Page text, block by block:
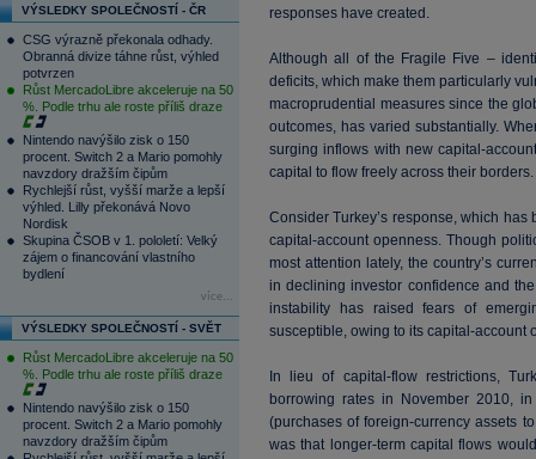
VÝSLEDKY SPOLEČNOSTÍ - ČR
CSG výrazně překonala odhady.
Obranná divize táhne růst, výhled
potvrzen
Růst MercadoLibre akceleruje na 50
%. Podle trhu ale roste příliš draze
Nintendo navýšilo zisk o 150
procent. Switch 2 a Mario pomohly
navzdory dražším čipům
Rychlejší růst, vyšší marže a lepší
výhled. Lilly překonává Novo
Nordisk
Skupina ČSOB v 1. pololetí: Velký
zájem o financování vlastního
bydlení
více...
VÝSLEDKY SPOLEČNOSTÍ - SVĚT
Růst MercadoLibre akceleruje na 50
%. Podle trhu ale roste příliš draze
Nintendo navýšilo zisk o 150
procent. Switch 2 a Mario pomohly
navzdory dražším čipům
responses have created.
Although all of the Fragile Five –
deficits, which make them particularly
macroprudential measures since the
outcomes, has varied substantially.
surging inflows with new capital-
capital to flow freely across their borders.
Consider Turkey’s response, which
capital-account openness. Though
most attention lately, the country’s
in declining investor confidence and
instability has raised fears of
susceptible, owing to its capital-account
In lieu of capital-flow restrictions,
borrowing rates in November 2010,
(purchases of foreign-currency assets
was that longer-term capital flows